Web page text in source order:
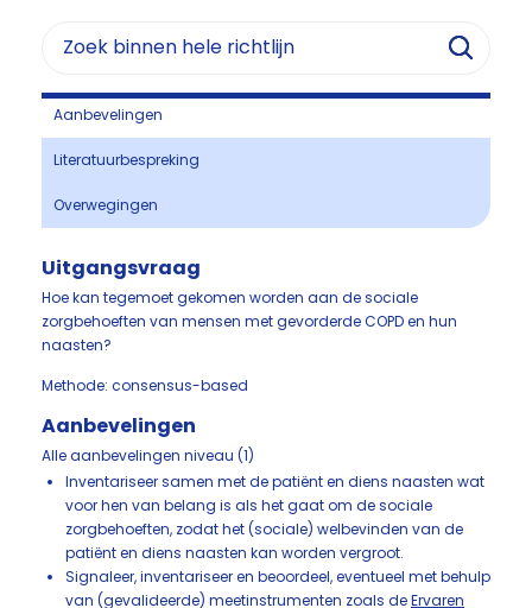
Aanbevelingen
Literatuurbespreking
Overwegingen
Uitgangsvraag
Hoe kan tegemoet gekomen worden aan de sociale
zorgbehoeften van mensen met gevorderde COPD en hun
naasten?
Methode: consensus-based
Aanbevelingen
Alle aanbevelingen niveau (1)
Inventariseer samen met de patiënt en diens naasten wat
voor hen van belang is als het gaat om de sociale
zorgbehoeften, zodat het (sociale) welbevinden van de
patiënt en diens naasten kan worden vergroot.
Signaleer, inventariseer en beoordeel, eventueel met behulp
van (gevalideerde) meetinstrumenten zoals deErvaren